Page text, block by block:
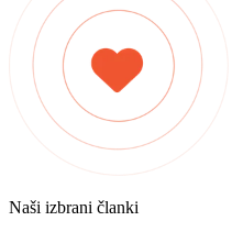
Naši izbrani članki